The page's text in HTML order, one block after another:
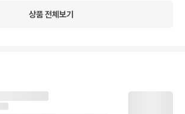
상품 전체보기